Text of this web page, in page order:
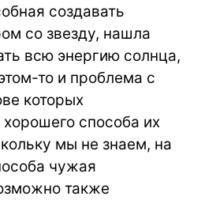
создавать
со звезду, нашла
всю энергию солнца,
то и проблема с
которых
способа их
мы не знаем, на
чужая
также